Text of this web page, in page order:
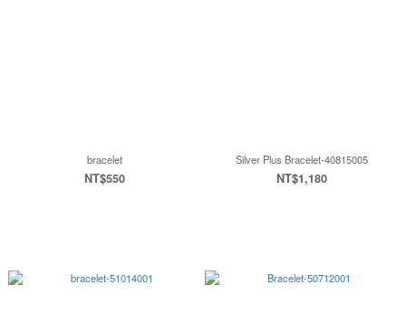
bracelet
NT$550
Silver Plus Bracelet-40815005
NT$1,180